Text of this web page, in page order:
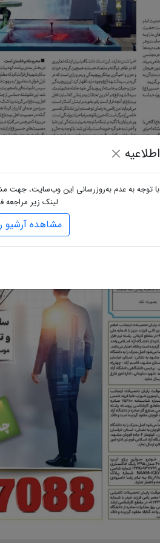
اطلاعیه
با توجه به عدم به‌روزرسانی این وب‌سایت، جهت
لینک زیر مراجعه
مشاهده آرشیو